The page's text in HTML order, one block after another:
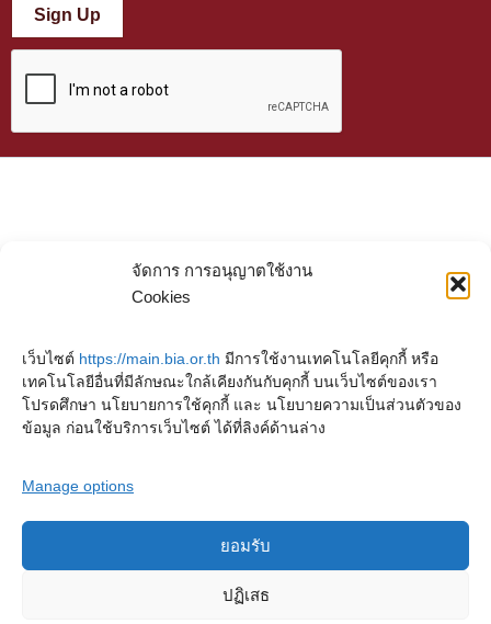
จัดการ การอนุญาตใช้งาน
Cookies
เว็บไซต์ https://main.bia.or.th มีการใช้งานเทคโนโลยีคุกกี้ หรือ
เทคโนโลยีอื่นที่มีลักษณะใกล้เคียงกันกับคุกกี้ บนเว็บไซต์ของเรา
โปรดศึกษา นโยบายการใช้คุกกี้ และ นโยบายความเป็นส่วนตัวของ
ข้อมูล ก่อนใช้บริการเว็บไซต์ ได้ที่ลิงค์ด้านล่าง
Manage options
ยอมรับ
ปฏิเสธ
Sign Up
Copyright © 2023. Buddhadasa Indapanno Archives